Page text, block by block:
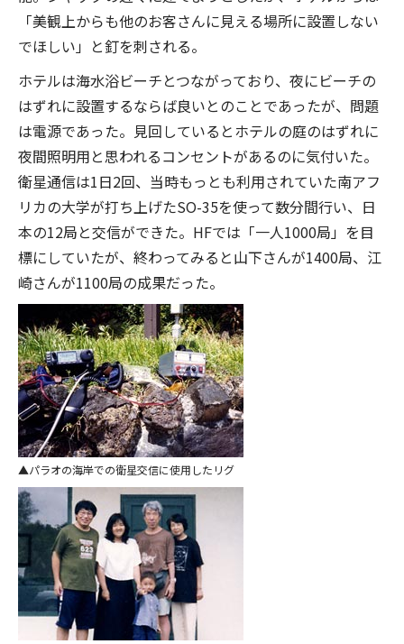
「美観上からも他のお客さんに見える場所に設置しない
でほしい」と釘を刺される。
ホテルは海水浴ビーチとつながっており、夜にビーチの
はずれに設置するならば良いとのことであったが、問題
は電源であった。見回しているとホテルの庭のはずれに
夜間照明用と思われるコンセントがあるのに気付いた。
衛星通信は1日2回、当時もっとも利用されていた南アフ
リカの大学が打ち上げたSO-35を使って数分間行い、日
本の12局と交信ができた。HFでは「一人1000局」を目
標にしていたが、終わってみると山下さんが1400局、江
崎さんが1100局の成果だった。
パラオの海岸での衛星交信に使用したリグ